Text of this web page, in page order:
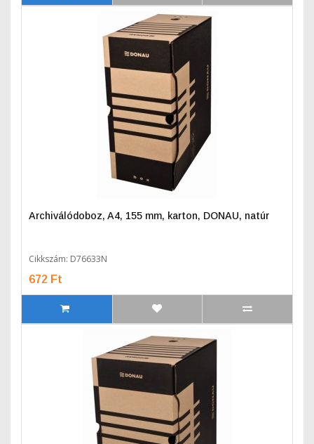
Archiválódoboz, A4, 155 mm, karton, DONAU, natúr
Cikkszám: D76633N
672 Ft